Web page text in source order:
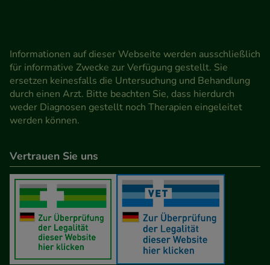
Informationen auf dieser Webseite werden ausschließlich
für informative Zwecke zur Verfügung gestellt. Sie
ersetzen keinesfalls die Untersuchung und Behandlung
durch einen Arzt. Bitte beachten Sie, dass hierdurch
weder Diagnosen gestellt noch Therapien eingeleitet
werden können.
Vertrauen Sie uns